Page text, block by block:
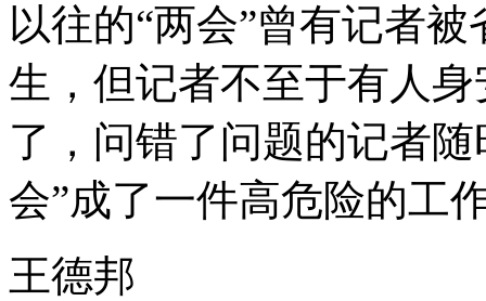
以往的“两会”曾有记者
生，但记者不至于有人
了，问错了问题的记者
会”成了一件高危险的工
王德邦